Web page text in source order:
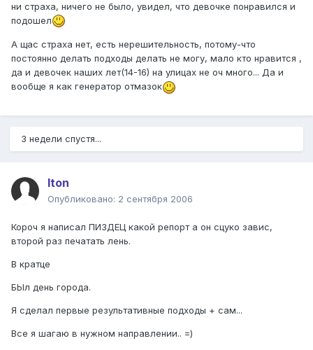
ни страха, ничего не было, увидел, что девочке понравился и
подошел
А щас страха нет, есть нерешительность, потому-что
постоянно делать подходы делать не могу, мало кто нравится ,
да и девочек наших лет(14-16) на улицах не оч много... Да и
вообще я как генератор отмазок
3 недели спустя...
Iton
Опубликовано: 2 сентября 2006
Короч я написал ПИЗДЕЦ какой репорт а он сцуко завис,
второй раз печатать лень.
В кратце
БЫл день города.
Я сделал первые результативные подходы + сам...
Все я шагаю в нужном направлении.. =)